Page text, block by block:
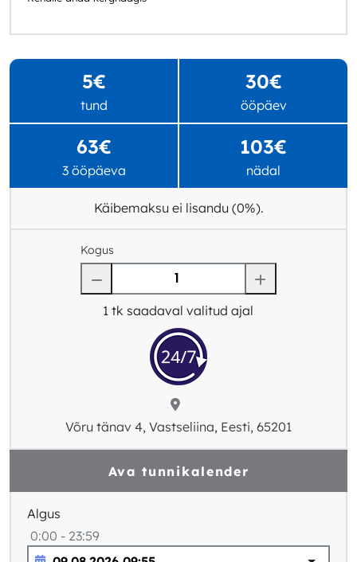
5€
tund
30€
ööpäev
63€
3 ööpäeva
103€
nädal
Käibemaksu ei lisandu (0%).
Kogus
1 tk saadaval valitud ajal
Võru tänav 4, Vastseliina, Eesti, 65201
Ava tunnikalender
Algus
0:00 - 23:59